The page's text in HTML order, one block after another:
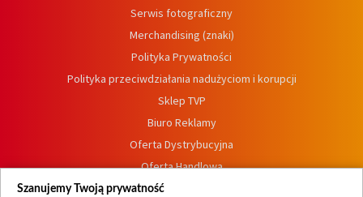
Serwis fotograficzny
Merchandising (znaki)
Polityka Prywatności
Polityka przeciwdziałania nadużyciom i korupcji
Sklep TVP
Biuro Reklamy
Oferta Dystrybucyjna
Oferta Handlowa
Dostępność
Szanujemy Twoją prywatność